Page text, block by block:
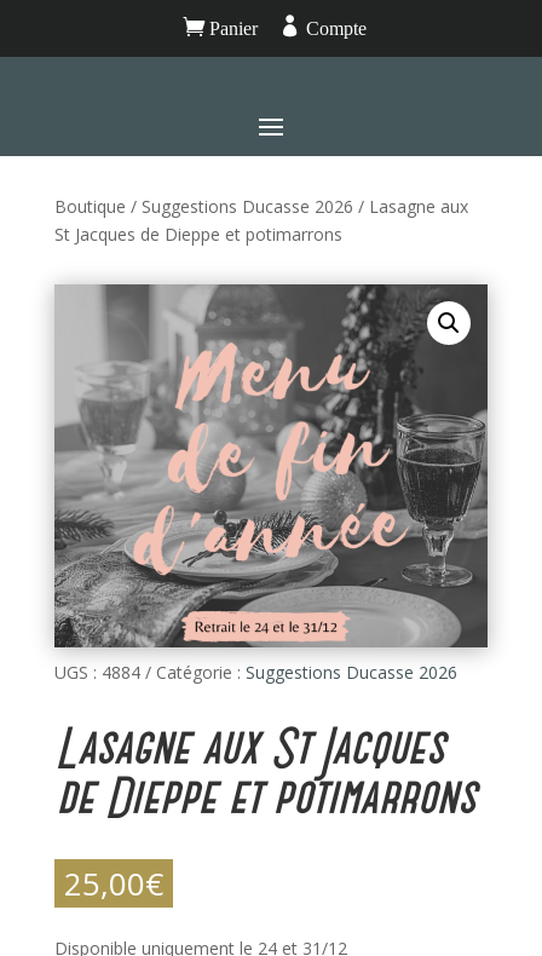
Panier  Compte
Boutique / Suggestions Ducasse 2026 / Lasagne aux
St Jacques de Dieppe et potimarrons
UGS : 4884 Catégorie : Suggestions Ducasse 2026
Lasagne aux St Jacques
de Dieppe et potimarrons
25,00€
Disponible uniquement le 24 et 31/12